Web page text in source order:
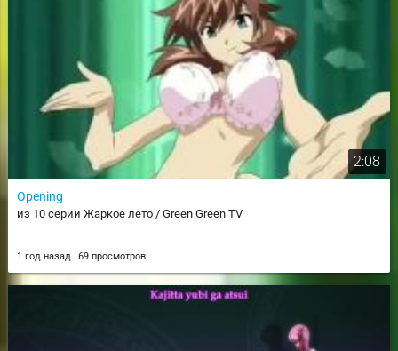
2:08
Opening
из 10 серии Жаркое лето / Green Green TV
1 год назад 69 просмотров